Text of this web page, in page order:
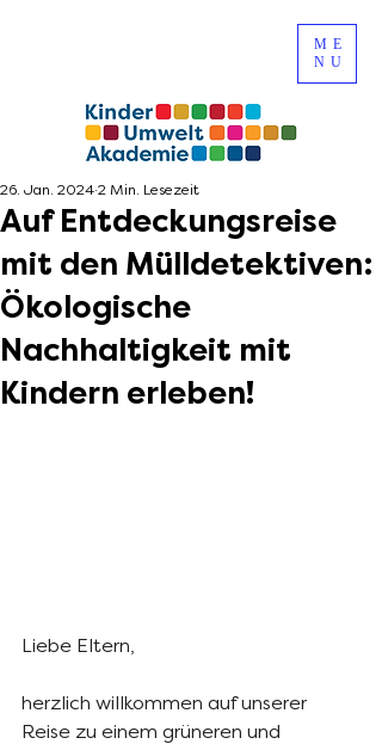
ME
NU
Auf Entdeckungsreise
mit den Mülldetektiven:
Ökologische
Nachhaltigkeit mit
Kindern erleben!
26. Jan. 2024 2 Min. Lesezeit
Liebe Eltern,
herzlich willkommen auf unserer
Reise zu einem grüneren und